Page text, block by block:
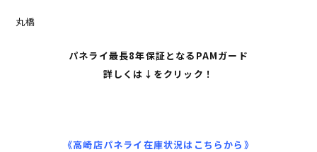
丸橋
パネライ最長8年保証となるPAMガード
詳しくは↓をクリック！
《高崎店パネライ在庫状況はこちらから》